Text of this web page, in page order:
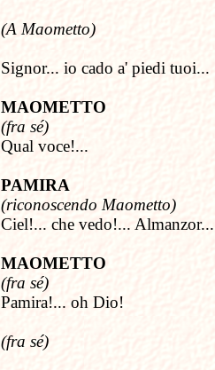
(A Maometto)
Signor... io cado a' piedi tuoi...
MAOMETTO
(fra sé)
Qual voce!...
PAMIRA
(riconoscendo Maometto)
Ciel!... che vedo!... Almanzor...
MAOMETTO
(fra sé)
Pamira!... oh Dio!
(fra sé)